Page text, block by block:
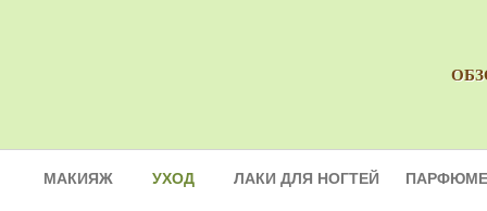
МАКИЯЖ УХОД ЛАКИ ДЛЯ НОГТЕЙ